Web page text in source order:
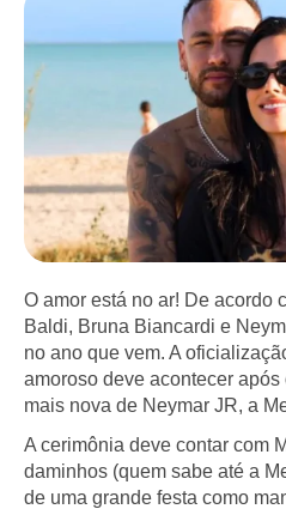
O amor está no ar! De acordo
Baldi, Bruna Biancardi e
no ano que vem. A
amoroso deve acontecer
mais nova de Neymar JR, a
A cerimônia deve contar com
daminhos (quem sabe até a
de uma grande festa como